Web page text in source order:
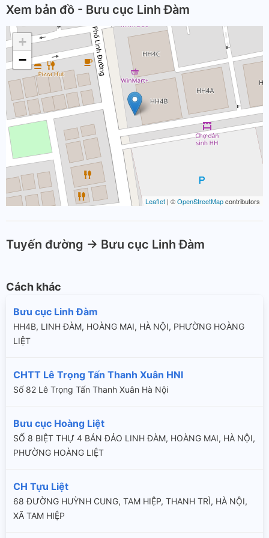
Xem bản đồ - Bưu cục Linh Đàm
+
−
Leaflet | ©OpenStreetMapcontributors
Tuyến đường -> Bưu cục Linh Đàm
Cách khác
Bưu cục Linh Đàm
HH4B, LINH ĐÀM, HOÀNG MAI, HÀ NỘI, PHƯỜNG HOÀNG
LIỆT
CHTT Lê Trọng Tấn Thanh Xuân HNI
Số 82 Lê Trọng Tấn Thanh Xuân Hà Nội
Bưu cục Hoàng Liệt
SỐ 8 BIỆT THỰ 4 BÁN ĐẢO LINH ĐÀM, HOÀNG MAI, HÀ NỘI,
PHƯỜNG HOÀNG LIỆT
CH Tựu Liệt
68 ĐƯỜNG HUỲNH CUNG, TAM HIỆP, THANH TRÌ, HÀ NỘI,
XÃ TAM HIỆP